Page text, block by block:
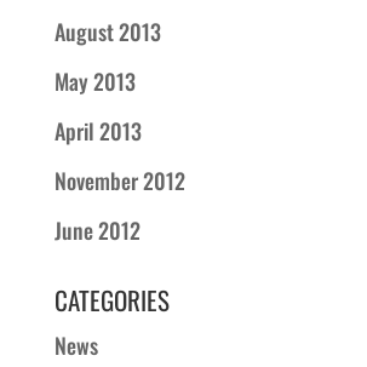
August 2013
May 2013
April 2013
November 2012
June 2012
CATEGORIES
News